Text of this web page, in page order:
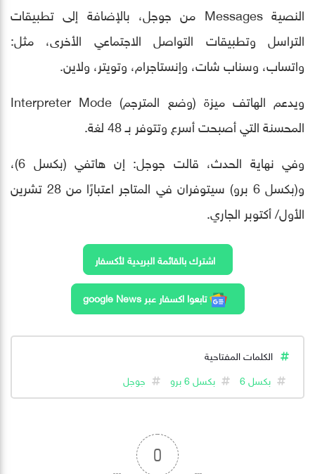
النصية Messages من جوجل، بالإضافة إلى تطبيقات
التراسل وتطبيقات التواصل الاجتماعي الأخرى، مثل:
واتساب، وسناب شات، وإنستاجرام، وتويتر، ولاين.
ويدعم الهاتف ميزة (وضع المترجم) Interpreter Mode
المحسنة التي أصبحت أسرع وتتوفر بـ 48 لغة.
وفي نهاية الحدث، قالت جوجل: إن هاتفي (بكسل 6)،
و(بكسل 6 برو) سيتوفران في المتاجر اعتبارًا من 28 تشرين
الأول/ أكتوبر الجاري.
اشترك بالقائمة البريدية لأكسفار
تابعوا اكسفار عبر google News
الكلمات المفتاحية
بكسل 6
بكسل 6 برو جوجل
0